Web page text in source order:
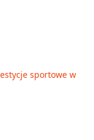
sportowe w